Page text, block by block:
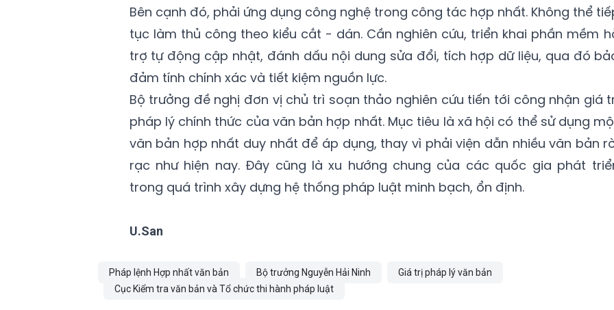
Bên cạnh đó, phải ứng dụng công nghệ trong công tác hợp nhất. Không thể
tục làm thủ công theo kiểu cắt - dán. Cần nghiên cứu, triển khai phần mềm
trợ tự động cập nhật, đánh dấu nội dung sửa đổi, tích hợp dữ liệu, qua đó
đảm tính chính xác và tiết kiệm nguồn lực.
Bộ trưởng đề nghị đơn vị chủ trì soạn thảo nghiên cứu tiến tới công nhận giá
pháp lý chính thức của văn bản hợp nhất. Mục tiêu là xã hội có thể sử dụng
văn bản hợp nhất duy nhất để áp dụng, thay vì phải viện dẫn nhiều văn bản
rạc như hiện nay. Đây cũng là xu hướng chung của các quốc gia phát
trong quá trình xây dựng hệ thống pháp luật minh bạch, ổn định.
U.San
Pháp lệnh Hợp nhất văn bản Bộ trưởng Nguyễn Hải Ninh
Giá trị pháp lý văn bản
Cục Kiểm tra văn bản và Tổ chức thi hành pháp luật